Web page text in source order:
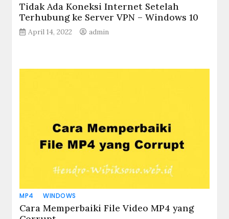
Tidak Ada Koneksi Internet Setelah
Terhubung ke Server VPN – Windows 10
April 14, 2022 admin
MP4 WINDOWS
Cara Memperbaiki File Video MP4 yang